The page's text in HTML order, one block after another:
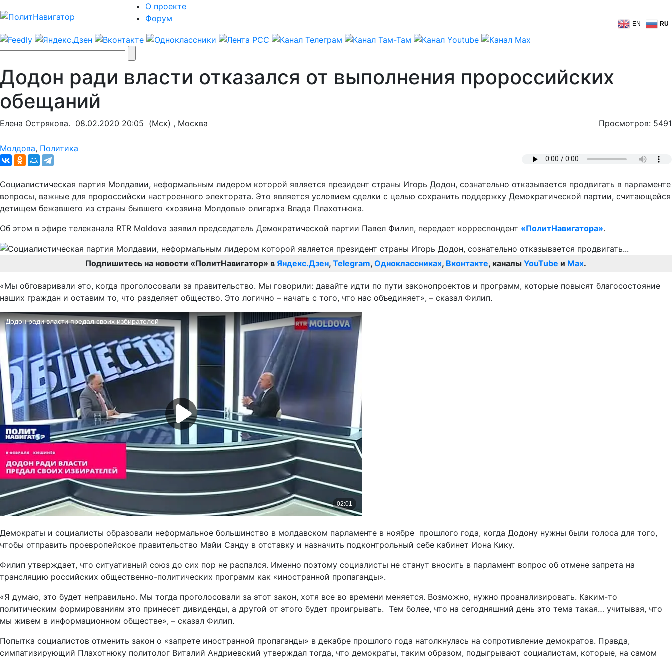
О проекте
Форум
EN RU
Додон ради власти отказался от выполнения пророссийских
обещаний
Елена Острякова. 08.02.2020 20:05 (Мск) , Москва Просмотров: 5491
Молдова, Политика
Социалистическая партия Молдавии, неформальным лидером которой является президент страны Игорь Додон, сознательно отказывается продвигать в парламенте
вопросы, важные для пророссийски настроенного электората. Это является условием сделки с целью сохранить поддержку Демократической партии, считающейся
детищем бежавшего из страны бывшего «хозяина Молдовы» олигарха Влада Плахотнюка.
Об этом в эфире телеканала RTR Moldova заявил председатель Демократической партии Павел Филип, передает корреспондент «ПолитНавигатора».
Подпишитесь на новости «ПолитНавигатор» в Яндекс.Дзен, Telegram, Одноклассниках, Вконтакте, каналы YouTube и Max.
«Мы обговаривали это, когда проголосовали за правительство. Мы говорили: давайте идти по пути законопроектов и программ, которые повысят благосостояние
наших граждан и оставим то, что разделяет общество. Это логично – начать с того, что нас объединяет», – сказал Филип.
Демократы и социалисты образовали неформальное большинство в молдавском парламенте в ноябре прошлого года, когда Додону нужны были голоса для того,
чтобы отправить проевропейское правительство Майи Санду в отставку и назначить подконтрольный себе кабинет Иона Кику.
Филип утверждает, что ситуативный союз до сих пор не распался. Именно поэтому социалисты не станут вносить в парламент вопрос об отмене запрета на
трансляцию российских общественно-политических программ как «иностранной пропаганды».
«Я думаю, это будет неправильно. Мы тогда проголосовали за этот закон, хотя все во времени меняется. Возможно, нужно проанализировать. Каким-то
политическим формированиям это принесет дивиденды, а другой от этого будет проигрывать. Тем более, что на сегодняшний день это тема такая… учитывая, что
мы живем в информационном обществе», – сказал Филип.
Попытка социалистов отменить закон о «запрете иностранной пропаганды» в декабре прошлого года натолкнулась на сопротивление демократов. Правда,
симпатизирующий Плахотнюку политолог Виталий Андриевский утверждал тогда, что демократы, таким образом, подыгрывают социалистам, которые, на самом